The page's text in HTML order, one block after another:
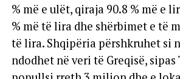
% më e ulët, qiraja 90.8 % më e
% më të lira dhe shërbimet e të
të lira. Shqipëria përshkruhet si
ndodhet në veri të Greqisë,